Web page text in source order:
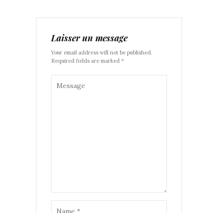
Laisser un message
Your email address will not be published.
Required fields are marked *